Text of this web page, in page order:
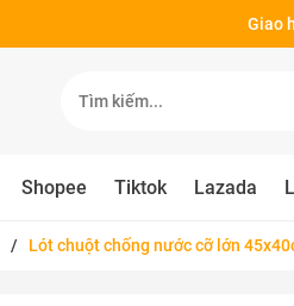
Giao
Shopee Tiktok Lazada
/ Lót chuột chống nước cỡ lớn